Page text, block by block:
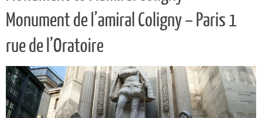
Monument de l’amiral Coligny – Paris 1
rue de l’Oratoire